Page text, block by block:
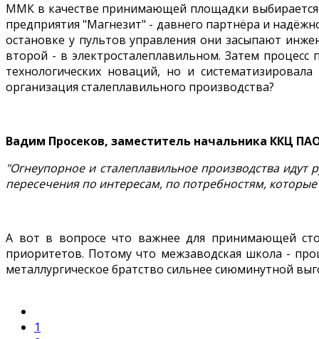
ММК в качестве принимающей площадки выбирается
предприятия "Магнезит" - давнего партнёра и
остановке у пультов управления они засыпают
второй - в электросталеплавильном. Затем
технологических новаций, но и
организация сталеплавильного производства?
Вадим Просеков, заместитель начальника ККЦ
"Огнеупорное и сталеплавильное производства
пересечения по интересам, по потребностям,
А вот в вопросе что важнее для принимающей
приоритетов. Потому что межзаводская школа -
металлургическое братство сильнее сиюминутной
1